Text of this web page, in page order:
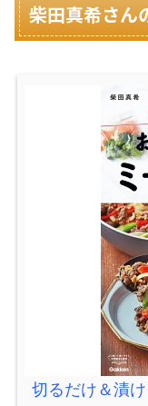
柴田真希さん
切るだけ＆漬